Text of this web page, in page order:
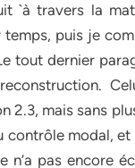
`à travers la
puis je
tout dernier
mais sans
modal,
pas encore